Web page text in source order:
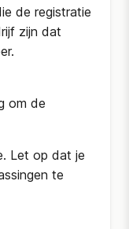
de registratie
zijn dat
om de
Let op dat je
te